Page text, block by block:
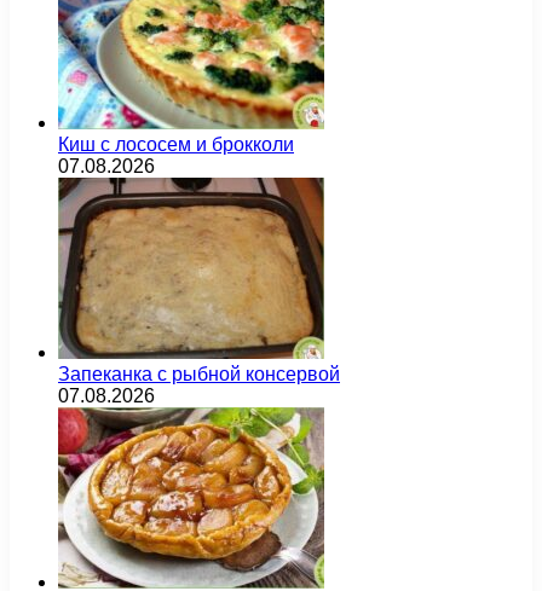
Киш с лососем и брокколи
07.08.2026
Запеканка с рыбной консервой
07.08.2026